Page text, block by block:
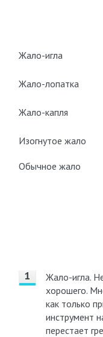
Жало-игла
Жало-лопатка
Жало-капля
Изогнутое жало
Обычное жало
Жало-игла.
хорошего.
как только
инструмент
перестает